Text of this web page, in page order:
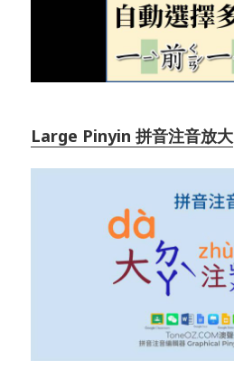
Large Pinyin 拼音注音放大